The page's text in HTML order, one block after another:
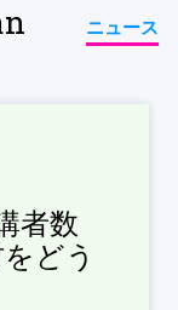
ニュース
者数
どう